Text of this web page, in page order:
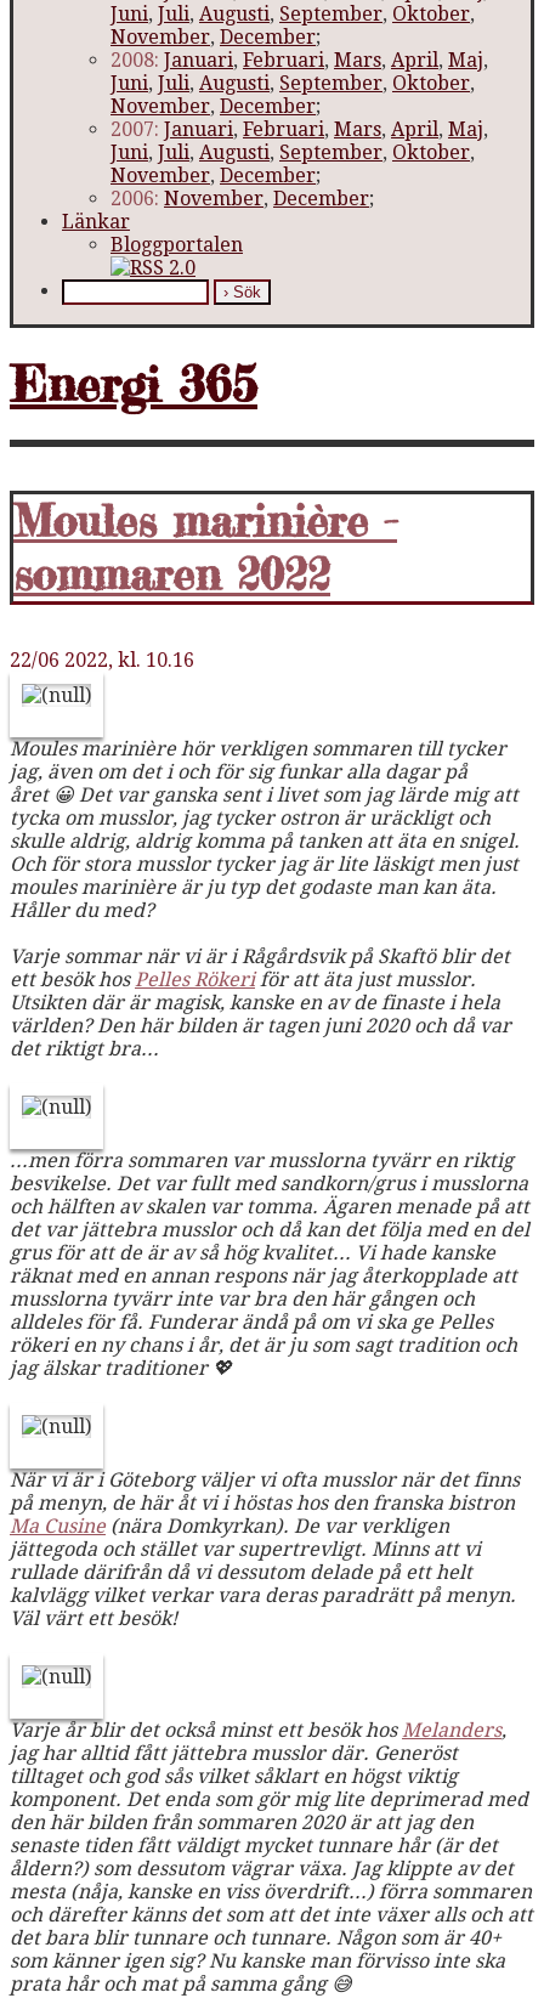
Juni, Juli, Augusti, September, Oktober,
November, December;
2008: Januari, Februari, Mars, April, Maj,
Juni, Juli, Augusti, September, Oktober,
November, December;
2007: Januari, Februari, Mars, April, Maj,
Juni, Juli, Augusti, September, Oktober,
November, December;
2006: November, December;
Länkar
Bloggportalen
Energi 365
Moules marinière -
sommaren 2022
22/06 2022, kl. 10.16
Moulesmarinièrehör verkligen sommaren till tycker
jag, även om det i och för sig funkar alla dagar på
året 😀 Det var ganska sent i livet som jag lärde mig att
tycka om musslor, jag tycker ostron är uräckligt och
skulle aldrig, aldrig komma på tanken att äta en snigel.
Och för stora musslor tycker jag är lite läskigt men just
moulesmarinièreär ju typ det godaste man kan äta.
Håller du med?
Varje sommar när vi är i Rågårdsvik på Skaftö blir det
ett besök hosPelles Rökeriför att äta just musslor.
Utsikten där är magisk, kanske en av de finaste i hela
världen? Den här bilden är tagen juni 2020 och då var
det riktigt bra...
...men förra sommaren var musslorna tyvärr en riktig
besvikelse. Det var fullt med sandkorn/grus i musslorna
och hälften av skalen var tomma. Ägaren menade på att
det var jättebra musslor och då kan det följa med en del
grus för att de är av så hög kvalitet... Vi hade kanske
räknat med en annan respons när jag återkopplade att
musslorna tyvärr inte var bra den här gången och
alldeles för få. Funderar ändå på om vi ska ge Pelles
rökeri en ny chans i år, det är ju som sagt tradition och
jag älskar traditioner 💖
När vi är i Göteborg väljer vi ofta musslor när det finns
på menyn, de här åt vi i höstas hos den franska bistron
Ma Cusine(nära Domkyrkan). De var verkligen
jättegoda och stället var supertrevligt. Minns att vi
rullade därifrån då vi dessutom delade på ett helt
kalvlägg vilket verkar vara deras paradrätt på menyn.
Väl värt ett besök!
Varje år blir det också minst ett besök hosMelanders,
jag har alltid fått jättebra musslor där. Generöst
tilltaget och god sås vilket såklart en högst viktig
komponent. Det enda som gör mig lite deprimerad med
den här bilden från sommaren 2020 är att jag den
senaste tiden fått väldigt mycket tunnare hår (är det
åldern?) som dessutom vägrar växa. Jag klippte av det
mesta (nåja, kanske en viss överdrift...) förra sommaren
och därefter känns det som att det inte växer alls och att
det bara blir tunnare och tunnare. Någon som är 40+
som känner igen sig? Nu kanske man förvisso inte ska
prata hår och mat på samma gång 😅